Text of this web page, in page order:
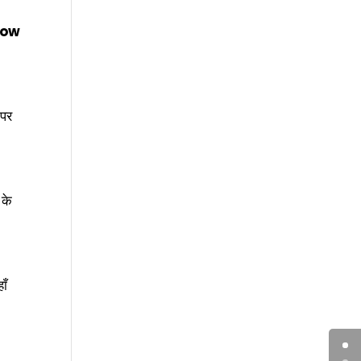
के